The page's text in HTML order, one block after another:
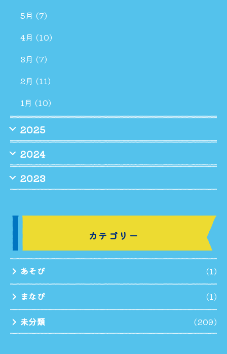
5月 (7)
4月 (10)
3月 (7)
2月 (11)
1月 (10)
2025
2024
2023
カテゴリー
あそび (1)
まなび (1)
未分類 (209)